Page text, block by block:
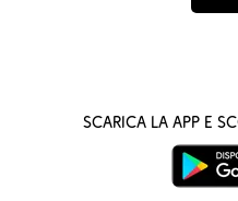
Scarica la App e